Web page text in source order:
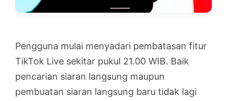
Pengguna mulai menyadari pembatasan fitur
TikTok Live sekitar pukul 21.00 WIB. Baik
pencarian siaran langsung maupun
pembuatan siaran langsung baru tidak lagi